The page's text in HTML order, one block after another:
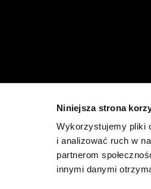
Niniejsza strona
Wykorzystujemy pliki
i analizować ruch w
partnerom
innymi danymi